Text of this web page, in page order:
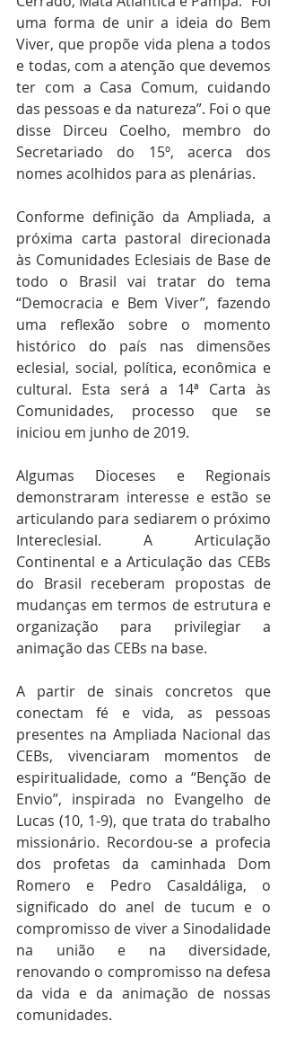
uma forma de unir a ideia do Bem
Viver, que propõe vida plena a todos
e todas, com a atenção que devemos
ter com a Casa Comum, cuidando
das pessoas e da natureza”. Foi o que
disse Dirceu Coelho, membro do
Secretariado do 15º, acerca dos
nomes acolhidos para as plenárias.
Conforme definição da Ampliada, a
próxima carta pastoral direcionada
às Comunidades Eclesiais de Base de
todo o Brasil vai tratar do tema
“Democracia e Bem Viver”, fazendo
uma reflexão sobre o momento
histórico do país nas dimensões
eclesial, social, política, econômica e
cultural. Esta será a 14ª Carta às
Comunidades, processo que se
iniciou em junho de 2019.
Algumas Dioceses e Regionais
demonstraram interesse e estão se
articulando para sediarem o próximo
Intereclesial. A Articulação
Continental e a Articulação das CEBs
do Brasil receberam propostas de
mudanças em termos de estrutura e
organização para privilegiar a
animação das CEBs na base.
A partir de sinais concretos que
conectam fé e vida, as pessoas
presentes na Ampliada Nacional das
CEBs, vivenciaram momentos de
espiritualidade, como a “Benção de
Envio”, inspirada no Evangelho de
Lucas (10, 1-9), que trata do trabalho
missionário. Recordou-se a profecia
dos profetas da caminhada Dom
Romero e Pedro Casaldáliga, o
significado do anel de tucum e o
compromisso de viver a Sinodalidade
na união e na diversidade,
renovando o compromisso na defesa
da vida e da animação de nossas
comunidades.